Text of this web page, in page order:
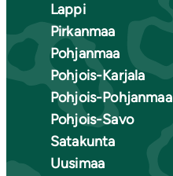
Lappi
Pirkanmaa
Pohjanmaa
Pohjois-Karjala
Pohjois-Pohjanmaa
Pohjois-Savo
Satakunta
Uusimaa